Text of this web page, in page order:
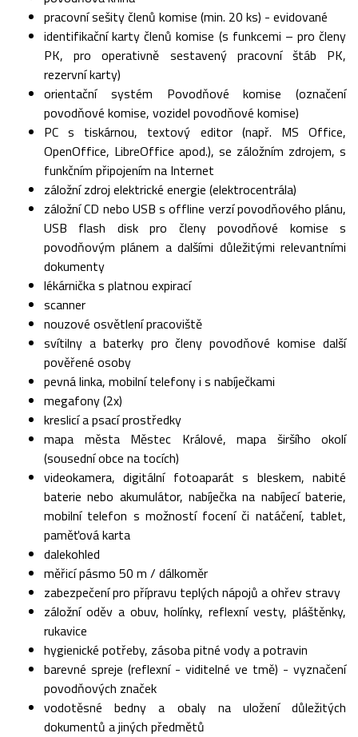
pracovní sešity členů komise (min. 20 ks) - evidované
identifikační karty členů komise (s funkcemi – pro členy
PK, pro operativně sestavený pracovní štáb PK,
rezervní karty)
orientační systém Povodňové komise (označení
povodňové komise, vozidel povodňové komise)
PC s tiskárnou, textový editor (např. MS Office,
OpenOffice, LibreOffice apod.), se záložním zdrojem, s
funkčním připojením na Internet
záložní zdroj elektrické energie (elektrocentrála)
záložní CD nebo USB s offline verzí povodňového plánu,
USB flash disk pro členy povodňové komise s
povodňovým plánem a dalšími důležitými relevantními
dokumenty
lékárnička s platnou expirací
scanner
nouzové osvětlení pracoviště
svítilny a baterky pro členy povodňové komise další
pověřené osoby
pevná linka, mobilní telefony i s nabíječkami
megafony (2x)
kreslicí a psací prostředky
mapa města Městec Králové, mapa širšího okolí
(sousední obce na tocích)
videokamera, digitální fotoaparát s bleskem, nabité
baterie nebo akumulátor, nabíječka na nabíjecí baterie,
mobilní telefon s možností focení či natáčení, tablet,
paměťová karta
dalekohled
měřicí pásmo 50 m / dálkoměr
zabezpečení pro přípravu teplých nápojů a ohřev stravy
záložní oděv a obuv, holínky, reflexní vesty, pláštěnky,
rukavice
hygienické potřeby, zásoba pitné vody a potravin
barevné spreje (reflexní - viditelné ve tmě) - vyznačení
povodňových značek
vodotěsné bedny a obaly na uložení důležitých
dokumentů a jiných předmětů